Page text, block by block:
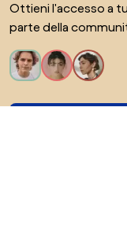
Ottieni l'accesso a
parte della